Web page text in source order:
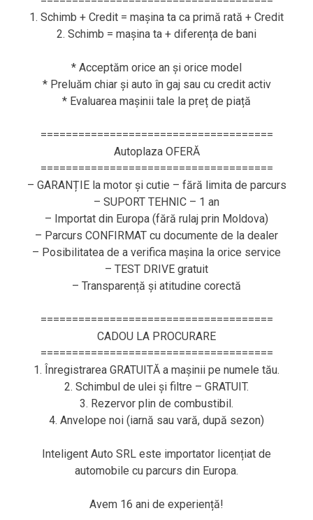
1. Schimb + Credit = mașina ta ca primă rată + Credit
2. Schimb = mașina ta + diferența de bani
* Acceptăm orice an și orice model
* Preluăm chiar și auto în gaj sau cu credit activ
* Evaluarea mașinii tale la preț de piață
=====================================
Autoplaza OFERĂ
=====================================
– GARANȚIE la motor și cutie – fără limita de parcurs
– SUPORT TEHNIC – 1 an
– Importat din Europa (fără rulaj prin Moldova)
– Parcurs CONFIRMAT cu documente de la dealer
– Posibilitatea de a verifica mașina la orice service
– TEST DRIVE gratuit
– Transparență și atitudine corectă
=====================================
CADOU LA PROCURARE
=====================================
1. Înregistrarea GRATUITĂ a mașinii pe numele tău.
2. Schimbul de ulei și filtre – GRATUIT.
3. Rezervor plin de combustibil.
4. Anvelope noi (iarnă sau vară, după sezon)
Inteligent Auto SRL este importator licențiat de
automobile cu parcurs din Europa.
Avem 16 ani de experiență!